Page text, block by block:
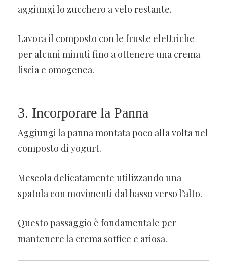
aggiungi lo zucchero a velo restante.
Lavora il composto con le fruste elettriche
per alcuni minuti fino a ottenere una crema
liscia e omogenea.
3. Incorporare la Panna
Aggiungi la panna montata poco alla volta nel
composto di yogurt.
Mescola delicatamente utilizzando una
spatola con movimenti dal basso verso l’alto.
Questo passaggio è fondamentale per
mantenere la crema soffice e ariosa.